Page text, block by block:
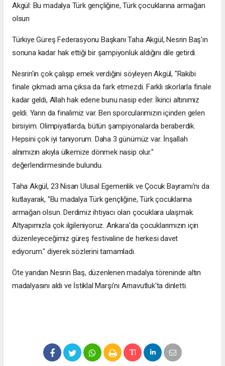
Akgül: Bu madalya Türk gençliğine, Türk çocuklarına armağan
olsun
Türkiye Güreş Federasyonu Başkanı Taha Akgül, Nesrin Baş'ın
sonuna kadar hak ettiği bir şampiyonluk aldığını dile getirdi.
Nesrin'in çok çalışıp emek verdiğini söyleyen Akgül, "Rakibi
finale çıkmadı ama çıksa da fark etmezdi. Farklı skorlarla finale
kadar geldi, Allah hak edene bunu nasip eder. İkinci altınımız
geldi. Yarın da finalimiz var. Ben sporcularımızın içinden gelen
birsiyim. Olimpiyatlarda, bütün şampiyonalarda beraberdik.
Hepsini çok iyi tanıyorum. Daha 3 günümüz var. İnşallah
alnımızın akıyla ülkemize dönmek nasip olur."
değerlendirmesinde bulundu.
Taha Akgül, 23 Nisan Ulusal Egemenlik ve Çocuk Bayramı'nı da
kutlayarak, "Bu madalya Türk gençliğine, Türk çocuklarına
armağan olsun. Derdimiz ihtiyacı olan çocuklara ulaşmak.
Altyapımızla çok ilgileniyoruz. Ankara'da çocuklarımızın için
düzenleyeceğimiz güreş festivaline de herkesi davet
ediyorum." diyerek sözlerini tamamladı.
Öte yandan Nesrin Baş, düzenlenen madalya töreninde altın
madalyasını aldı ve İstiklal Marşı'nı Arnavutluk'ta dinletti.